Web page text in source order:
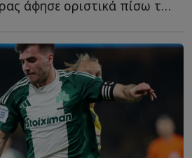
Ο Γιώργος Μασούρας άφησε οριστικά πίσω του το κεφάλαιο τ...